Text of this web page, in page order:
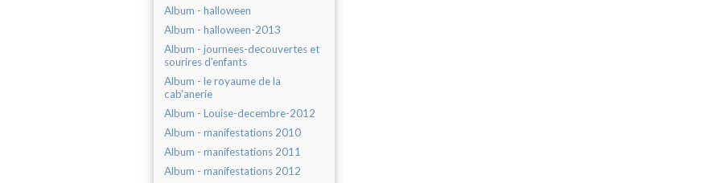
Album - halloween
Album - halloween-2013
Album - journees-decouvertes et
sourires d'enfants
Album - le royaume de la
cab'anerie
Album - Louise-decembre-2012
Album - manifestations 2010
Album - manifestations 2011
Album - manifestations 2012